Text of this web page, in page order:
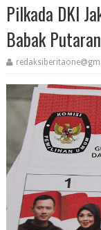
Pilkada DKI
Babak